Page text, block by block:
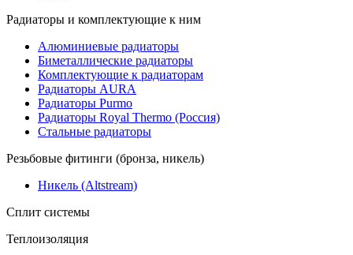
Радиаторы и комплектующие к ним
Алюминиевые радиаторы
Биметаллические радиаторы
Комплектующие к радиаторам
Радиаторы AURA
Радиаторы Purmo
Радиаторы Royal Thermo (Россия)
Стальные радиаторы
Резьбовые фитинги (бронза, никель)
Никель (Altstream)
Сплит системы
Теплоизоляция